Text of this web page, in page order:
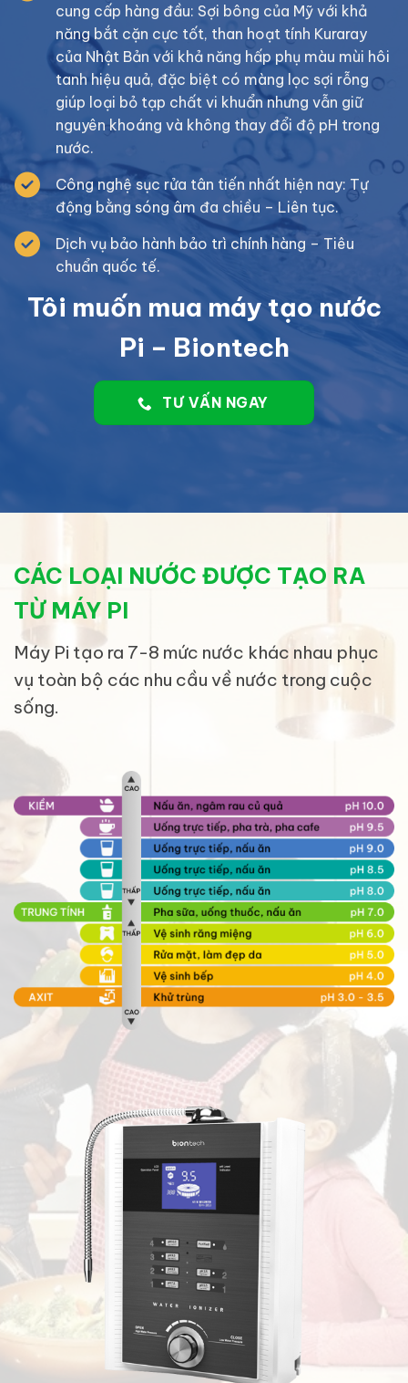
cung cấp hàng đầu: Sợi bông của Mỹ với khả
năng bắt cặn cực tốt, than hoạt tính Kuraray
của Nhật Bản với khả năng hấp phụ màu mùi hôi
tanh hiệu quả, đặc biệt có màng lọc sợi rỗng
giúp loại bỏ tạp chất vi khuẩn nhưng vẫn giữ
nguyên khoáng và không thay đổi độ pH trong
nước.
Công nghệ sục rửa tân tiến nhất hiện nay: Tự
động bằng sóng âm đa chiều – Liên tục.
Dịch vụ bảo hành bảo trì chính hàng – Tiêu
chuẩn quốc tế.
Tôi muốn mua máy tạo nước
Pi – Biontech
TƯ VẤN NGAY
CÁC LOẠI NƯỚC ĐƯỢC TẠO RA
TỪ MÁY PI
Máy Pi tạo ra 7-8 mức nước khác nhau phục
vụ toàn bộ các nhu cầu về nước trong cuộc
sống.